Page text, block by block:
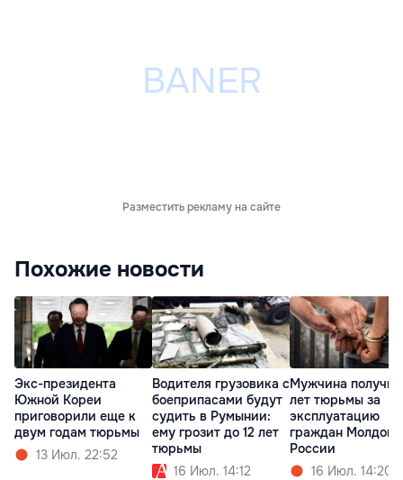
Разместить рекламу на сайте
Похожие новости
Экс-президента
Южной Кореи
приговорили еще к
двум годам тюрьмы
13 Июл. 22:52
Водителя грузовика с
боеприпасами будут
судить в Румынии:
ему грозит до 12 лет
тюрьмы
16 Июл. 14:12
Мужчина
лет тюрьмы за
эксплуатацию
граждан
России
16 Июл. 14:20